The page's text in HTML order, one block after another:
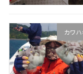
カワハ